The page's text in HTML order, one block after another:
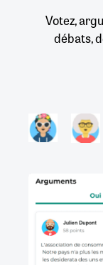
Votez,
débats,